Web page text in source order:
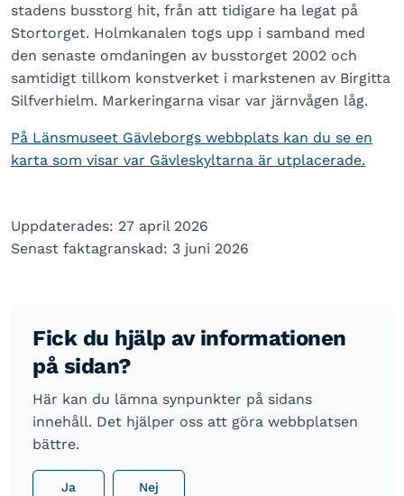
stadens busstorg hit, från att tidigare ha legat på
Stortorget. Holmkanalen togs upp i samband med
den senaste omdaningen av busstorget 2002 och
samtidigt tillkom konstverket i markstenen av Birgitta
Silfverhielm. Markeringarna visar var järnvågen låg.
På Länsmuseet Gävleborgs webbplats kan du se en
karta som visar var Gävleskyltarna är utplacerade.
Uppdaterades: 27 april 2026
Senast faktagranskad: 3 juni 2026
Fick du hjälp av informationen
på sidan?
Här kan du lämna synpunkter på sidans
innehåll. Det hjälper oss att göra webbplatsen
bättre.
Ja Nej